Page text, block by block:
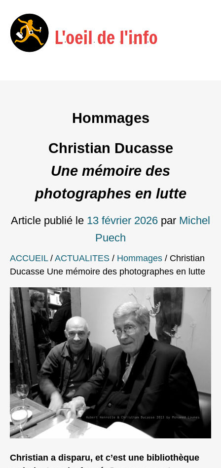
Hommages
Christian Ducasse
Une mémoire des
photographes en lutte
Article publié le 13 février 2026 par Michel
Puech
ACCUEIL/ ACTUALITES / Hommages / Christian
Ducasse Une mémoire des photographes en lutte
Christian a disparu, et c’est une bibliothèque